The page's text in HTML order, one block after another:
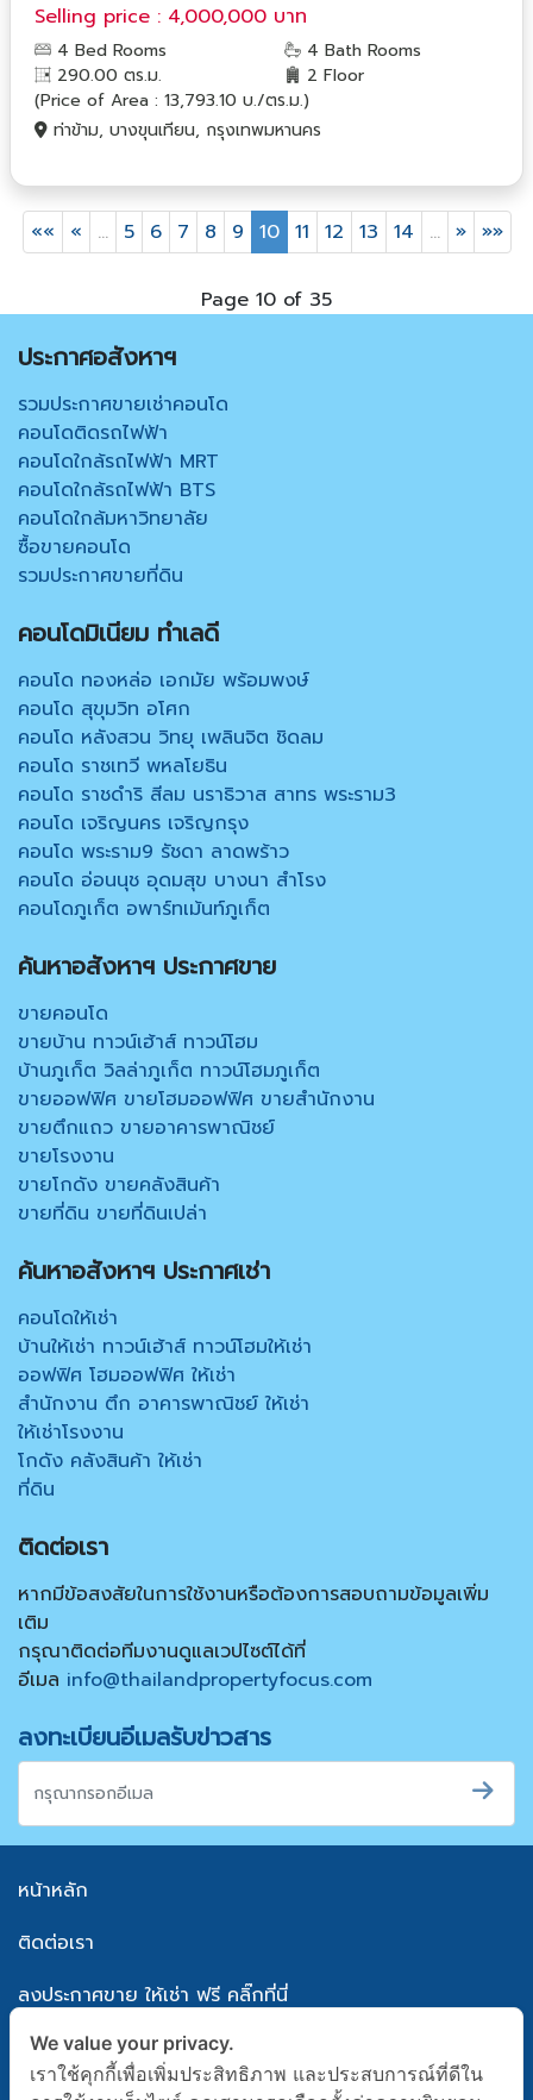
Selling price : 4,000,000 บาท
4 Bed Rooms
4 Bath Rooms
290.00 ตร.ม.
2 Floor
(Price of Area : 13,793.10 บ./ตร.ม.)
ท่าข้าม, บางขุนเทียน, กรุงเทพมหานคร
«« « … 5 6 7 8 9 10 11 12 13 14 … » »»
Page 10 of 35
ประกาศอสังหาฯ
รวมประกาศขายเช่าคอนโด
คอนโดติดรถไฟฟ้า
คอนโดใกล้รถไฟฟ้า MRT
คอนโดใกล้รถไฟฟ้า BTS
คอนโดใกล้มหาวิทยาลัย
ซื้อขายคอนโด
รวมประกาศขายที่ดิน
คอนโดมิเนียม ทำเลดี
คอนโด ทองหล่อ เอกมัย พร้อมพงษ์
คอนโด สุขุมวิท อโศก
คอนโด หลังสวน วิทยุ เพลินจิต ชิดลม
คอนโด ราชเทวี พหลโยธิน
คอนโด ราชดำริ สีลม นราธิวาส สาทร พระราม3
คอนโด เจริญนคร เจริญกรุง
คอนโด พระราม9 รัชดา ลาดพร้าว
คอนโด อ่อนนุช อุดมสุข บางนา สำโรง
คอนโดภูเก็ต อพาร์ทเม้นท์ภูเก็ต
ค้นหาอสังหาฯ ประกาศขาย
ขายคอนโด
ขายบ้าน ทาวน์เฮ้าส์ ทาวน์โฮม
บ้านภูเก็ต วิลล่าภูเก็ต ทาวน์โฮมภูเก็ต
ขายออฟฟิศ ขายโฮมออฟฟิศ ขายสำนักงาน
ขายตึกแถว ขายอาคารพาณิชย์
ขายโรงงาน
ขายโกดัง ขายคลังสินค้า
ขายที่ดิน ขายที่ดินเปล่า
ค้นหาอสังหาฯ ประกาศเช่า
คอนโดให้เช่า
บ้านให้เช่า ทาวน์เฮ้าส์ ทาวน์โฮมให้เช่า
ออฟฟิศ โฮมออฟฟิศ ให้เช่า
สำนักงาน ตึก อาคารพาณิชย์ ให้เช่า
ให้เช่าโรงงาน
โกดัง คลังสินค้า ให้เช่า
ที่ดิน
ติดต่อเรา
หากมีข้อสงสัยในการใช้งานหรือต้องการสอบถามข้อมูลเพิ่ม
เติม
กรุณาติดต่อทีมงานดูแลเวปไซต์ได้ที่
อีเมล info@thailandpropertyfocus.com
ลงทะเบียนอีเมลรับข่าวสาร
หน้าหลัก
ติดต่อเรา
ลงประกาศขาย ให้เช่า ฟรี คลิ๊กที่นี่
แผนผังเว็บไซต์
We value your privacy.
เราใช้คุกกี้เพื่อเพิ่มประสิทธิภาพ และประสบการณ์ที่ดีใน